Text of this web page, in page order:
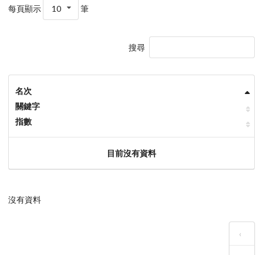
每頁顯示 10 筆
搜尋
名次
關鍵字
指數
目前沒有資料
沒有資料
‹